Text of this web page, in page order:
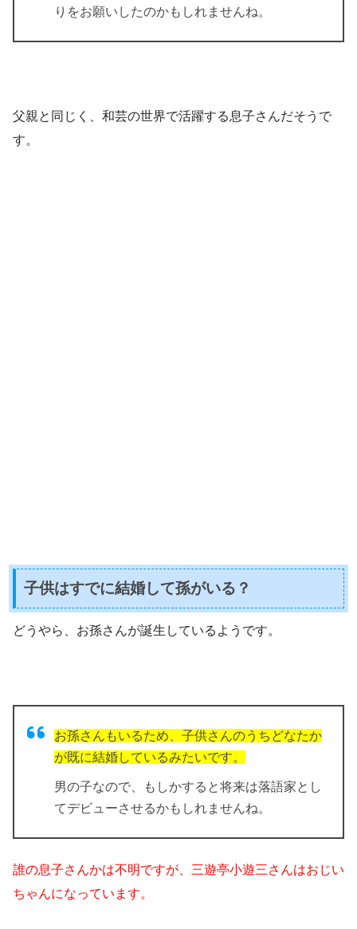
りをお願いしたのかもしれませんね。
父親と同じく、和芸の世界で活躍する息子さんだそうで
す。
子供はすでに結婚して孫がいる？
どうやら、お孫さんが誕生しているようです。
お孫さんもいるため、子供さんのうちどなたか
が既に結婚しているみたいです。
男の子なので、もしかすると将来は落語家とし
てデビューさせるかもしれませんね。
誰の息子さんかは不明ですが、三遊亭小遊三さんはおじい
ちゃんになっています。